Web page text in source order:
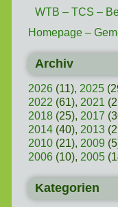
WTB – TCS –
Homepage –
Archiv
2026(11), 2025
2022 (61), 2021
2018(25), 2017
2014(40), 2013
2010(21), 2009
2006(10), 2005
Kategorien